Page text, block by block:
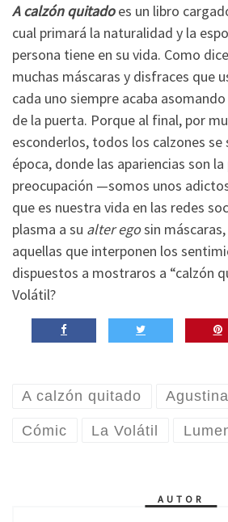
A calzón quitadoes un libro
cual primará la naturalidad y la
persona tiene en su vida. Como
muchas máscaras y disfraces que
cada uno siempre acaba
de la puerta. Porque al final, por
esconderlos, todos los calzones se
época, donde las apariencias son
preocupación —somos unos
que es nuestra vida en las redes
plasma a su alter egosin
aquellas que interponen los
dispuestos a mostraros a “calzón
Volátil?
A calzón quitado
Cómic La Volátil
AUTOR